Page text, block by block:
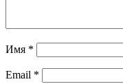
Имя *
Email *